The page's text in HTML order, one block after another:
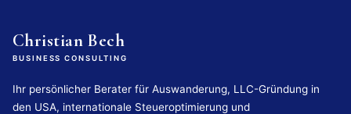
Christian Bech
BUSINESS CONSULTING
Ihr persönlicher Berater für Auswanderung, LLC-Gründung in
den USA, internationale Steueroptimierung und